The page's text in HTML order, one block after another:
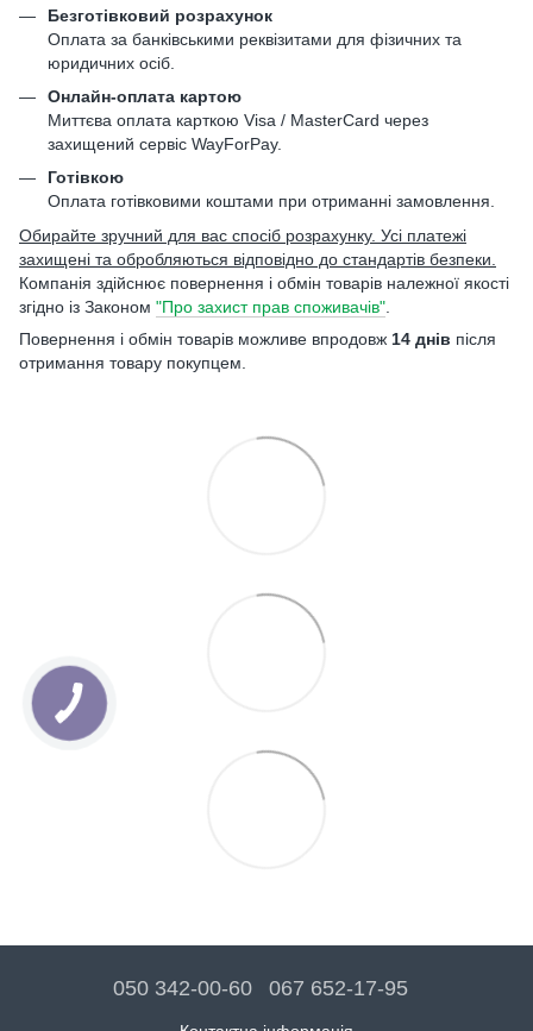
Безготівковий розрахунок
Оплата за банківськими реквізитами для фізичних та
юридичних осіб.
Онлайн-оплата картою
Миттєва оплата карткою Visa / MasterCard через
захищений сервіс WayForPay.
Готівкою
Оплата готівковими коштами при отриманні замовлення.
Обирайте зручний для вас спосіб розрахунку. Усі платежі
захищені та обробляються відповідно до стандартів безпеки.
Компанія здійснює повернення і обмін товарів належної якості
згідно із Законом "Про захист прав споживачів"
Повернення і обмін товарів можливе впродовж 14 днів після
отримання товару покупцем.
050 342-00-60 067 652-17-95